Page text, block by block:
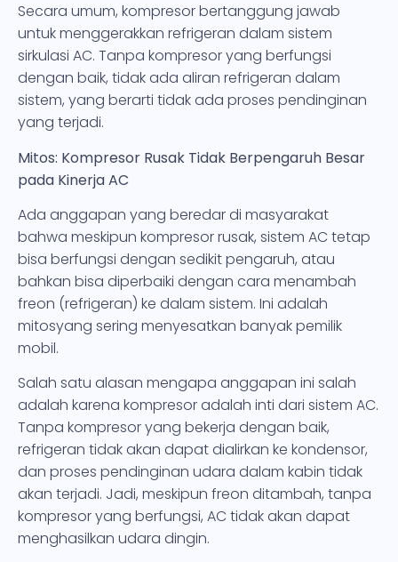
Secara umum, kompresor bertanggung jawab
untuk menggerakkan refrigeran dalam sistem
sirkulasi AC. Tanpa kompresor yang berfungsi
dengan baik, tidak ada aliran refrigeran dalam
sistem, yang berarti tidak ada proses pendinginan
yang terjadi.
Mitos: Kompresor Rusak Tidak Berpengaruh Besar
pada Kinerja AC
Ada anggapan yang beredar di masyarakat
bahwa meskipun kompresor rusak, sistem AC tetap
bisa berfungsi dengan sedikit pengaruh, atau
bahkan bisa diperbaiki dengan cara menambah
freon (refrigeran) ke dalam sistem. Ini adalah
mitosyang sering menyesatkan banyak pemilik
mobil.
Salah satu alasan mengapa anggapan ini salah
adalah karena kompresor adalah inti dari sistem AC.
Tanpa kompresor yang bekerja dengan baik,
refrigeran tidak akan dapat dialirkan ke kondensor,
dan proses pendinginan udara dalam kabin tidak
akan terjadi. Jadi, meskipun freon ditambah, tanpa
kompresor yang berfungsi, AC tidak akan dapat
menghasilkan udara dingin.